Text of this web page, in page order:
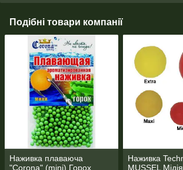
Подібні товари компанії
Наживка плаваюча
"Corona" (mini) Горох
Наживка
MUSSEL Мідія